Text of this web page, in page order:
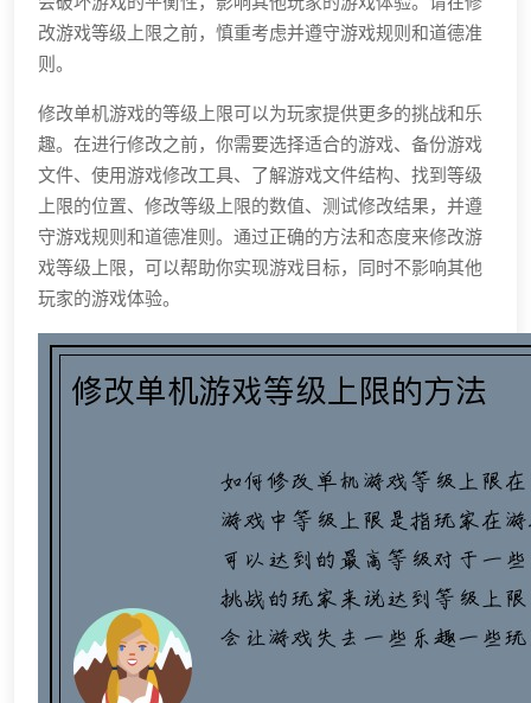
改游戏等级上限之前，慎重考虑并遵守游戏规则和道德准
则。
修改单机游戏的等级上限可以为玩家提供更多的挑战和乐
趣。在进行修改之前，你需要选择适合的游戏、备份游戏
文件、使用游戏修改工具、了解游戏文件结构、找到等级
上限的位置、修改等级上限的数值、测试修改结果，并遵
守游戏规则和道德准则。通过正确的方法和态度来修改游
戏等级上限，可以帮助你实现游戏目标，同时不影响其他
玩家的游戏体验。